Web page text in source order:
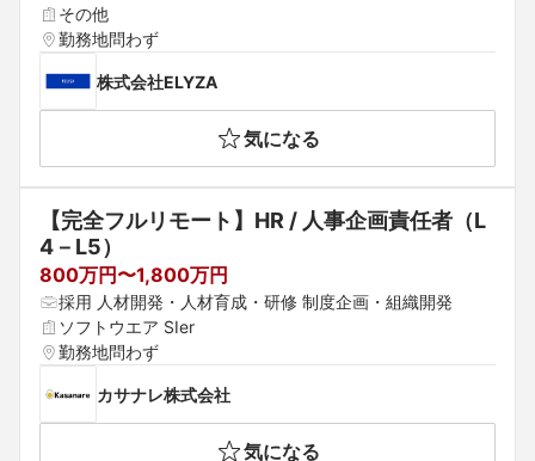
その他
勤務地問わず
株式会社ELYZA
気になる
【完全フルリモート】HR / 人事企画責任者（L
4－L5）
800万円〜1,800万円
採用 人材開発・人材育成・研修 制度企画・組織開発
ソフトウエア SIer
勤務地問わず
カサナレ株式会社
気になる